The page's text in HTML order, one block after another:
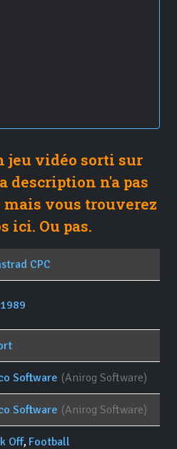
jeu vidéo sorti sur
description n'a pas
mais vous trouverez
ici. Ou pas.
CPC
1989
Software (Anirog Software)
Software (Anirog Software)
Off, Football